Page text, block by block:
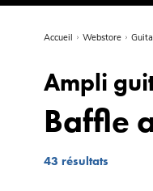
Accueil Webstore
Ampli
Baffle
43 résultats